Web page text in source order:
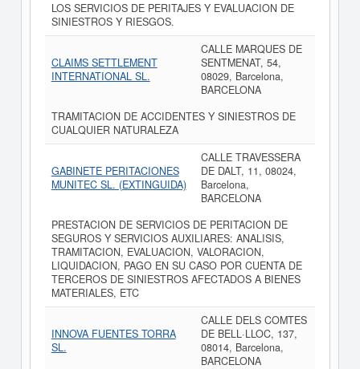
LOS SERVICIOS DE PERITAJES Y EVALUACION DE
SINIESTROS Y RIESGOS.
CLAIMS SETTLEMENT
INTERNATIONAL SL.
CALLE MARQUES DE
SENTMENAT, 54,
08029, Barcelona,
BARCELONA
TRAMITACION DE ACCIDENTES Y SINIESTROS DE
CUALQUIER NATURALEZA
GABINETE PERITACIONES
MUNITEC SL. (EXTINGUIDA)
CALLE TRAVESSERA
DE DALT, 11, 08024,
Barcelona,
BARCELONA
PRESTACION DE SERVICIOS DE PERITACION DE
SEGUROS Y SERVICIOS AUXILIARES: ANALISIS,
TRAMITACION, EVALUACION, VALORACION,
LIQUIDACION, PAGO EN SU CASO POR CUENTA DE
TERCEROS DE SINIESTROS AFECTADOS A BIENES
MATERIALES, ETC
INNOVA FUENTES TORRA
SL.
CALLE DELS COMTES
DE BELL·LLOC, 137,
08014, Barcelona,
BARCELONA